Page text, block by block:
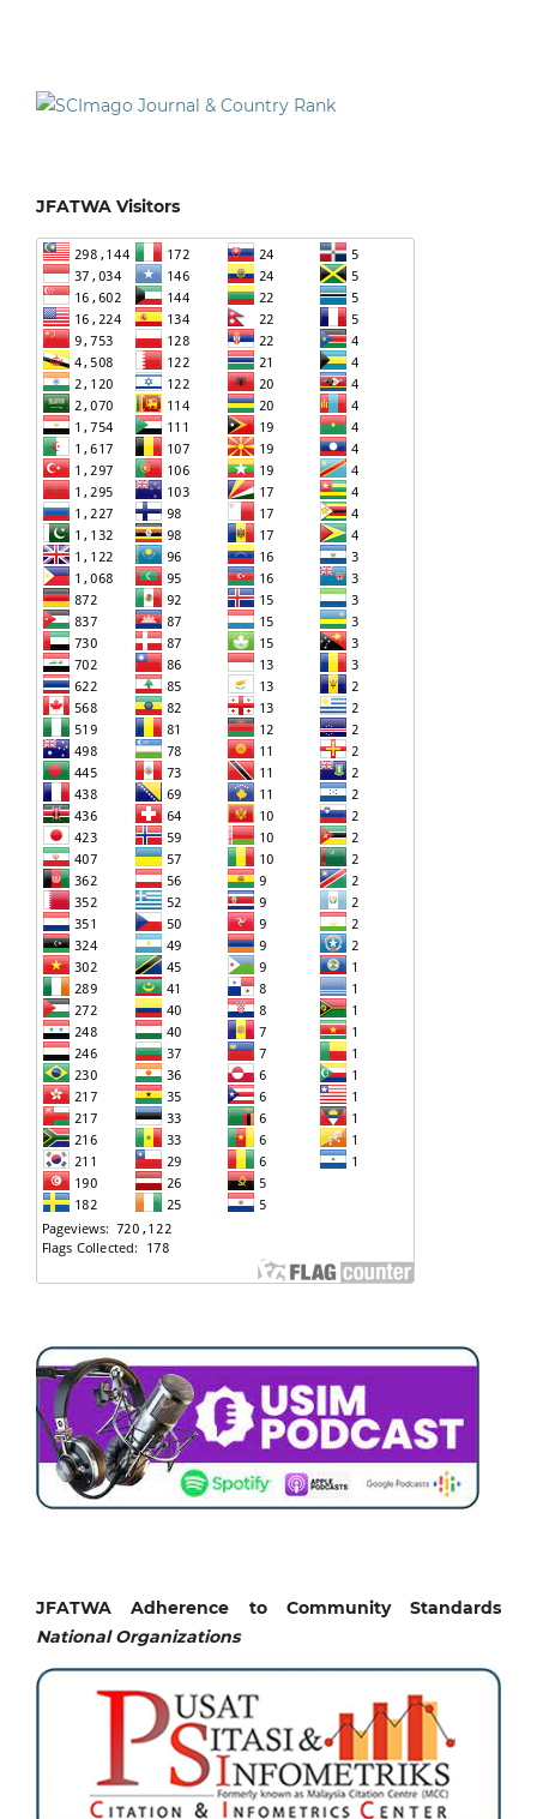
JFATWA Visitors
JFATWA Adherence to Community Standards
National Organizations